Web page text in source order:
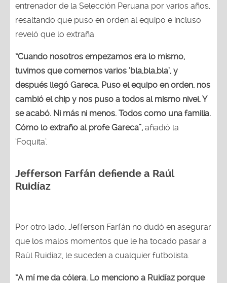
entrenador de la Selección Peruana por varios años,
resaltando que puso en orden al equipo e incluso
reveló que lo extraña.
“Cuando nosotros empezamos era lo mismo,
tuvimos que comernos varios ‘bla,bla,bla’, y
después llegó Gareca. Puso el equipo en orden, nos
cambió el chip y nos puso a todos al mismo nivel. Y
se acabó. Ni más ni menos. Todos como una familia.
Cómo lo extraño al profe Gareca”, añadió la
‘Foquita’.
Jefferson Farfán defiende a Raúl
Ruidíaz
Por otro lado, Jefferson Farfán no dudó en asegurar
que los malos momentos que le ha tocado pasar a
Raúl Ruidíaz, le suceden a cualquier futbolista.
“A mí me da cólera. Lo menciono a Ruidíaz porque